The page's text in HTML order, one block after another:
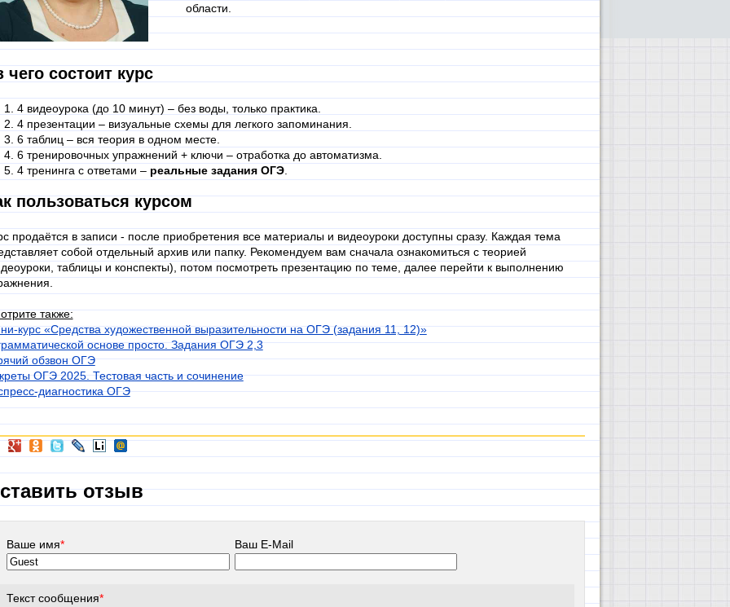
области.
чего состоит курс
4 видеоурока (до 10 минут) – без воды, только практика.
4 презентации – визуальные схемы для легкого запоминания.
6 таблиц – вся теория в одном месте.
6 тренировочных упражнений + ключи – отработка до автоматизма.
4 тренинга с ответами – реальные задания ОГЭ.
пользоваться курсом
продаётся в записи - после приобретения все материалы и видеоуроки доступны сразу. Каждая тема
собой отдельный архив или папку. Рекомендуем вам сначала ознакомиться с теорией
таблицы и конспекты), потом посмотреть презентацию по теме, далее перейти к выполнению
также:
курс «Средства художественной выразительности на ОГЭ (задания 11, 12)»
основе просто. Задания ОГЭ 2,3
обзвон ОГЭ
ОГЭ 2025. Тестовая часть и сочинение
диагностика ОГЭ
отзыв
Ваше имя* Ваш E-Mail
Текст сообщения*